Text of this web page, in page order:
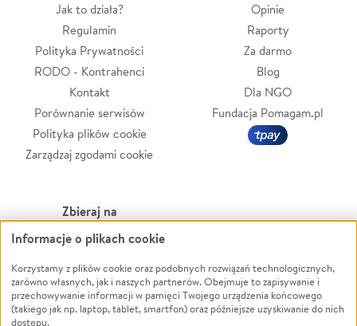
Jak to działa?
Regulamin
Polityka Prywatności
RODO - Kontrahenci
Kontakt
Porównanie serwisów
Polityka plików cookie
Zarządzaj zgodami cookie
Opinie
Raporty
Za darmo
Blog
Dla NGO
Fundacja Pomagam.pl
Zbieraj na
Leczenie
Zwierzęta
Pożar
Ukraina
Powódź
Wichura
NGO
Informacje o plikach cookie
Korzystamy z plików cookie oraz podobnych rozwiązań technologicznych,
zarówno własnych, jak i naszych partnerów. Obejmuje to zapisywanie i
przechowywanie informacji w pamięci Twojego urządzenia końcowego
(takiego jak np. laptop, tablet, smartfon) oraz późniejsze uzyskiwanie do nich
dostępu.